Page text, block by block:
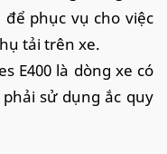
phục vụ cho việc
tải trên xe.
E400 là dòng xe có
sử dụng ắc quy